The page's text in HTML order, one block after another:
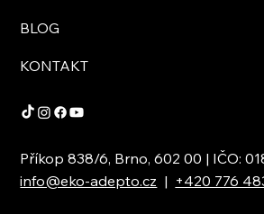
BLOG
KONTAKT
Příkop 838/6, Brno, 602 00 | IČO:
info@eko-adepto.cz | +420 776